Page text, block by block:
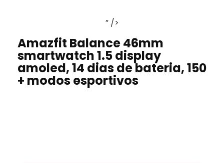
” />
Amazfit Balance 46mm
smartwatch 1.5 display
amoled, 14 dias de bateria, 150
+ modos esportivos